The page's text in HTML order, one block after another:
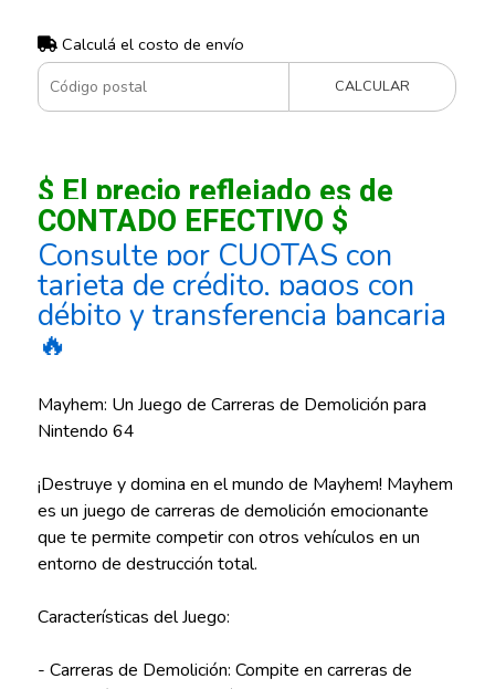
Calculá el costo de envío
CALCULAR
$ El precio reflejado es de
CONTADO EFECTIVO $
Consulte por CUOTAS con
tarjeta de crédito, pagos con
débito y transferencia bancaria
🔥
Mayhem: Un Juego de Carreras de Demolición para
Nintendo 64
¡Destruye y domina en el mundo de Mayhem! Mayhem
es un juego de carreras de demolición emocionante
que te permite competir con otros vehículos en un
entorno de destrucción total.
Características del Juego:
- Carreras de Demolición: Compite en carreras de